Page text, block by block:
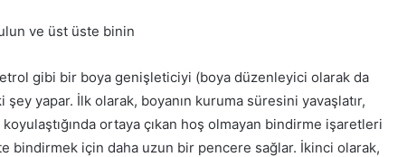
ve üst üste binin
gibi bir boya genişleticiyi (boya düzenleyici olarak da
şey yapar. İlk olarak, boyanın kuruma süresini yavaşlatır,
koyulaştığında ortaya çıkan hoş olmayan bindirme işaretleri
bindirmek için daha uzun bir pencere sağlar. İkinci olarak,